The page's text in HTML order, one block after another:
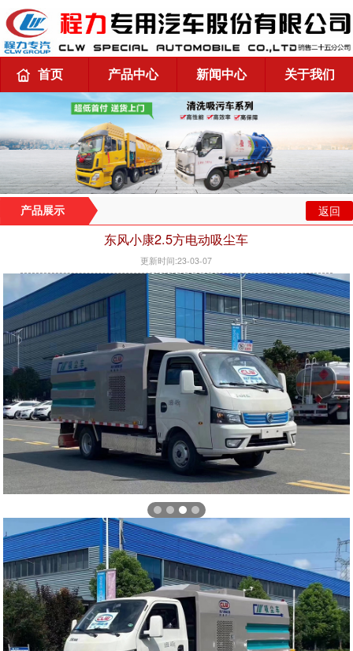
首页 产品中心 新闻中心 关于我们
产品展示 返回
东风小康2.5方电动吸尘车
更新时间:23-03-07